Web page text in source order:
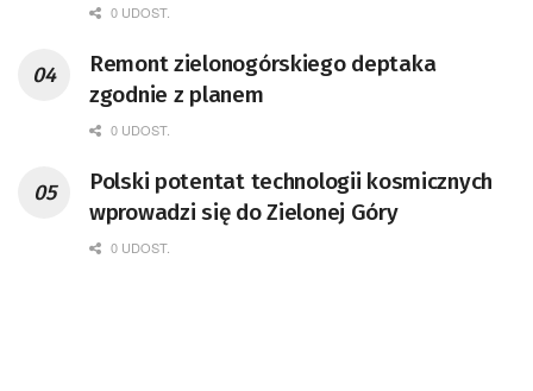
0 UDOST.
Remont zielonogórskiego deptaka
zgodnie z planem
0 UDOST.
Polski potentat technologii kosmicznych
wprowadzi się do Zielonej Góry
0 UDOST.